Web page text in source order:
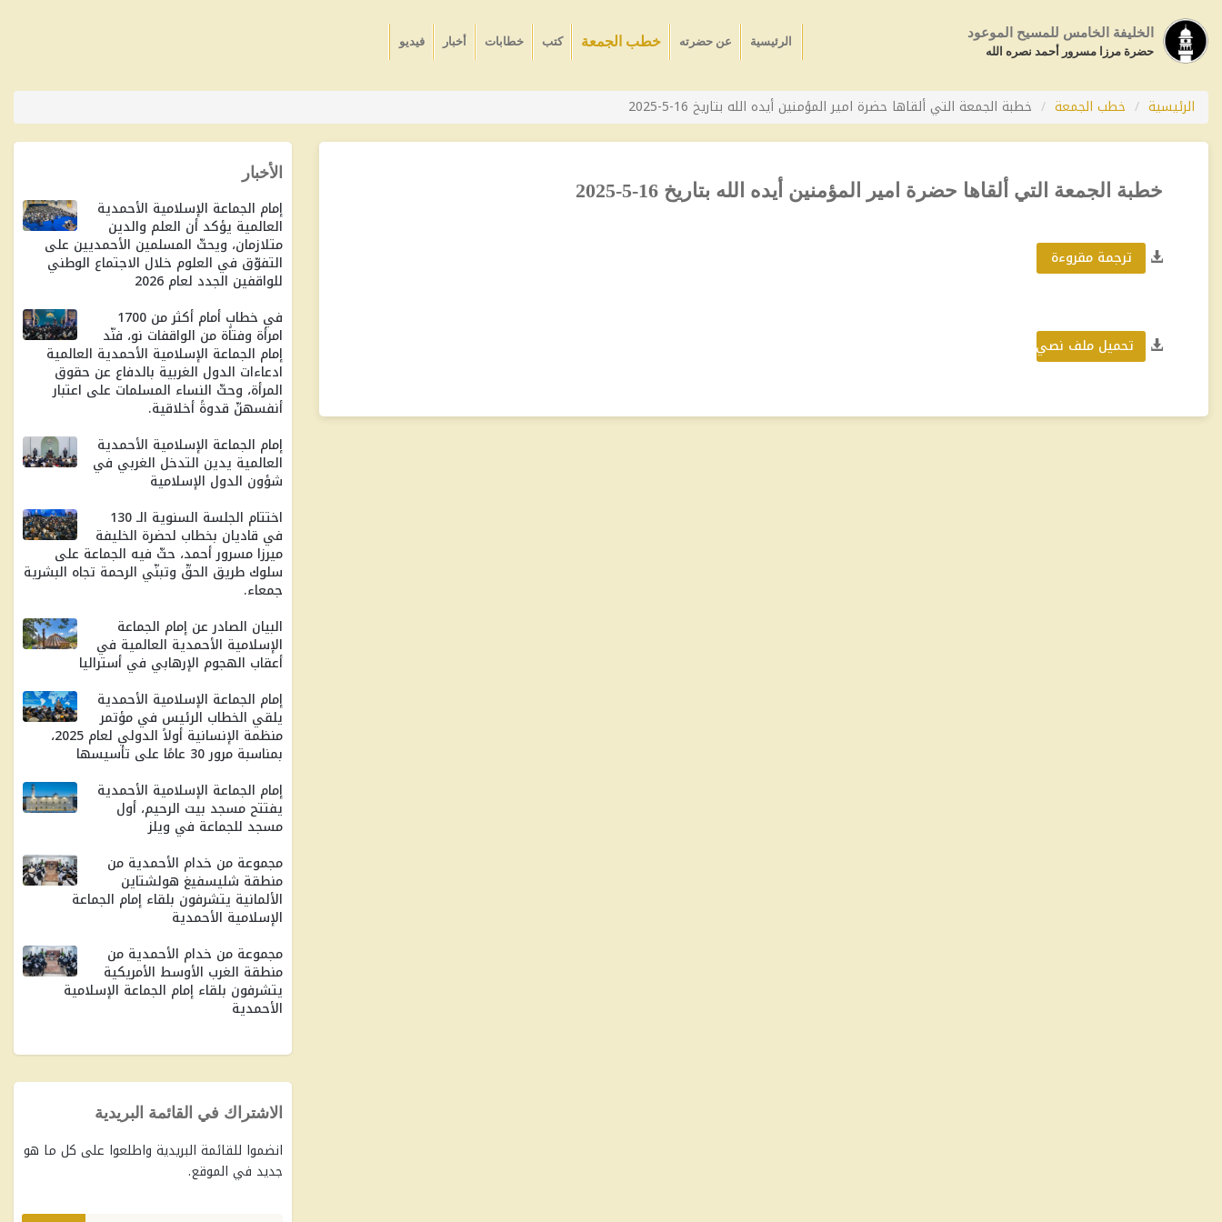
الخليفة الخامس للمسيح الموعود
حضرة مرزا مسرور أحمد نصره الله
الرئيسية عن حضرته خطب الجمعة كتب خطابات أخبار فيديو
الرئيسية خطب الجمعة خطبة الجمعة التي ألقاها حضرة امير المؤمنين أيده الله بتاريخ 16-5-2025
خطبة الجمعة التي ألقاها حضرة امير المؤمنين أيده الله بتاريخ 16-5-2025
ترجمة مقروءة
تحميل ملف نصي
الأخبار
إمام الجماعة الإسلامية الأحمدية
العالمية يؤكد أن العلم والدين
متلازمان، ويحثّ المسلمين الأحمديين على
التفوّق في العلوم خلال الاجتماع الوطني
للواقفين الجدد لعام 2026
في خطابٍ أمام أكثر من 1700
امرأة وفتاة من الواقفات نو، فنّد
إمام الجماعة الإسلامية الأحمدية العالمية
ادعاءات الدول الغربية بالدفاع عن حقوق
المرأة، وحثّ النساء المسلمات على اعتبار
أنفسهنّ قدوةً أخلاقية.
إمام الجماعة الإسلامية الأحمدية
العالمية يدين التدخل الغربي في
شؤون الدول الإسلامية
اختتام الجلسة السنوية الـ 130
في قاديان بخطاب لحضرة الخليفة
ميرزا ​​مسرور أحمد، حثّ فيه الجماعة على
سلوك طريق الحقّ وتبنّي الرحمة تجاه البشرية
جمعاء.
البيان الصادر عن إمام الجماعة
الإسلامية الأحمدية العالمية في
أعقاب الهجوم الإرهابي في أستراليا
إمام الجماعة الإسلامية الأحمدية
يلقي الخطاب الرئيس في مؤتمر
منظمة الإنسانية أولاً الدولي لعام 2025،
بمناسبة مرور 30 ​​عامًا على تأسيسها
إمام الجماعة الإسلامية الأحمدية
يفتتح مسجد بيت الرحيم، أول
مسجد للجماعة في ويلز
مجموعة من خدام الأحمدية من
منطقة شليسفيغ هولشتاين
الألمانية يتشرفون بلقاء إمام الجماعة
الإسلامية الأحمدية
مجموعة من خدام الأحمدية من
منطقة الغرب الأوسط الأمريكية
يتشرفون بلقاء إمام الجماعة الإسلامية
الأحمدية
الاشتراك في القائمة البريدية
انضموا للقائمة البريدية واطلعوا على كل ما هو
جديد في الموقع.